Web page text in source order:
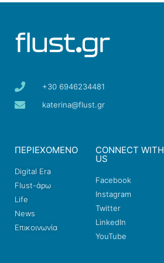
+30 6946234481
katerina@flust.gr
ΠΕΡΙΕΧΟΜΕΝΟ
Digital Era
Flust-άρω
Life
News
Επικοινωνία
CONNECT WITH
US
Facebook
Instagram
Twitter
LinkedIn
YouTube